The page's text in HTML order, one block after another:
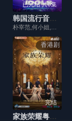
已完结 共6集
韩国流行音乐偶像
朴宰范,何小姐,黑天鹅,法图·桑巴,亨源
香港剧
完结
家族荣耀粤语版